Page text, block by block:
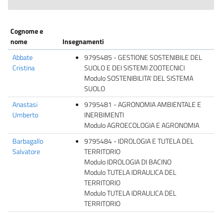
Cognome e
nome
Insegnamenti
Abbate
Cristina
9795485 - GESTIONE SOSTENIBILE DEL
SUOLO E DEI SISTEMI ZOOTECNICI
Modulo SOSTENIBILITA' DEL SISTEMA
SUOLO
Anastasi
Umberto
9795481 - AGRONOMIA AMBIENTALE E
INERBIMENTI
Modulo AGROECOLOGIA E AGRONOMIA
Barbagallo
Salvatore
9795484 - IDROLOGIA E TUTELA DEL
TERRITORIO
Modulo IDROLOGIA DI BACINO
Modulo TUTELA IDRAULICA DEL
TERRITORIO
Modulo TUTELA IDRAULICA DEL
TERRITORIO